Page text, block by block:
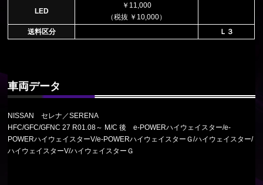
LED
￥11,000
（税抜 ￥10,000）
送料区分
Ｌ３
車両データ
NISSAN セレナ／SERENA
HFC/GFC/GFNC 27 R01.08～ M/C 後 e-POWERハイウェイスター/e-
POWERハイウェイスターV/e-POWERハイウェイスターＧ/ハイウェイスター/
ハイウェイスターV/ハイウェイスターＧ